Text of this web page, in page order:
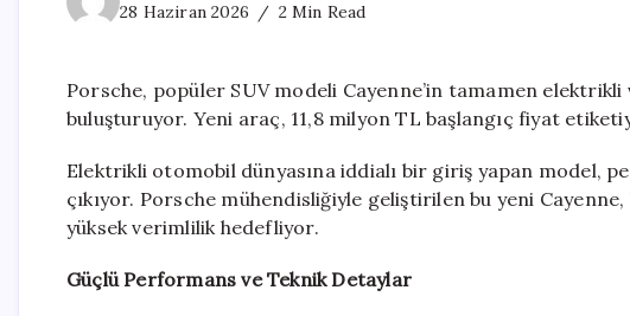
28 Haziran 2026
2 Min Read
Porsche, popüler SUV modeli Cayenne’in tamamen
buluşturuyor. Yeni araç, 11,8 milyon TL başlangıç fiyat
Elektrikli otomobil dünyasına iddialı bir giriş yapan model,
çıkıyor. Porsche mühendisliğiyle geliştirilen bu yeni
yüksek verimlilik hedefliyor.
Güçlü Performans ve Teknik Detaylar